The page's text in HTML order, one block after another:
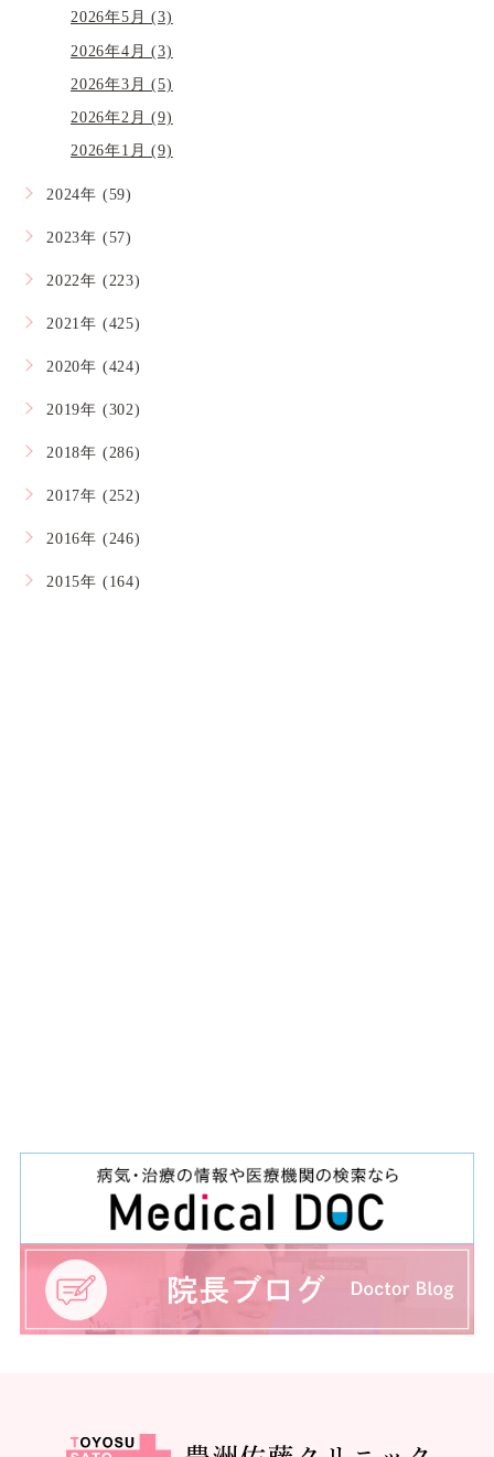
2026年5月 (3)
2026年4月 (3)
2026年3月 (5)
2026年2月 (9)
2026年1月 (9)
2024年 (59)
2023年 (57)
2022年 (223)
2021年 (425)
2020年 (424)
2019年 (302)
2018年 (286)
2017年 (252)
2016年 (246)
2015年 (164)